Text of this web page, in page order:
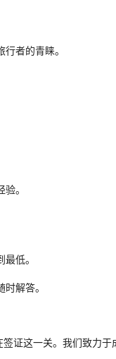
者的青睐。
。
低。
解答。
证这一关。我们致力